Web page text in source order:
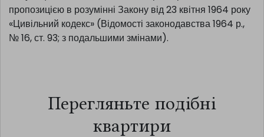
пропозицією в розумінні Закону від 23 квітня 1964 року
«Цивільний кодекс» (Відомості законодавства 1964 р.,
№ 16, ст. 93; з подальшими змінами).
Перегляньте подібні
квартири